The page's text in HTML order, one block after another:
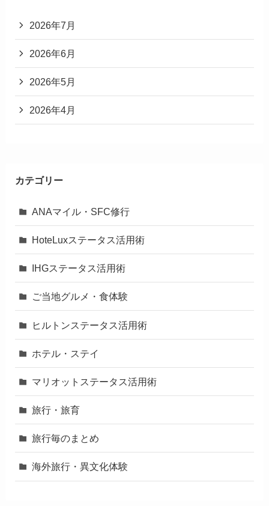
2026年7月
2026年6月
2026年5月
2026年4月
カテゴリー
ANAマイル・SFC修行
HoteLuxステータス活用術
IHGステータス活用術
ご当地グルメ・食体験
ヒルトンステータス活用術
ホテル・ステイ
マリオットステータス活用術
旅行・旅育
旅行毎のまとめ
海外旅行・異文化体験